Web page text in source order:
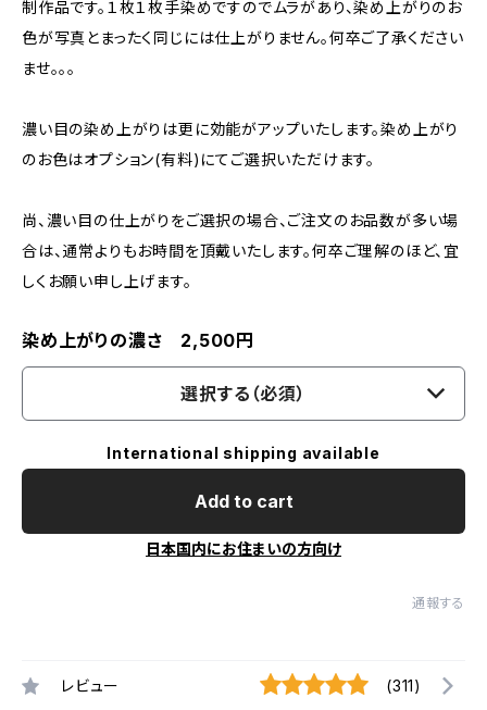
制作品です。１枚１枚手染めですのでムラがあり、染め上がりのお
色が写真とまったく同じには仕上がりません。何卒ご了承ください
ませ。。。
濃い目の染め上がりは更に効能がアップいたします。染め上がり
のお色はオプション(有料)にてご選択いただけます。
尚、濃い目の仕上がりをご選択の場合、ご注文のお品数が多い場
合は、通常よりもお時間を頂戴いたします。何卒ご理解のほど、宜
しくお願い申し上げます。
染め上がりの濃さ 2,500円
選択する（必須）
International shipping available
Add to cart
日本国内にお住まいの方向け
通報する
レビュー (311)